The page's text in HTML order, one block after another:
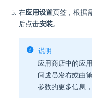
在应用设置页签，根据
后点击安装。
说明
应用商店中的应
间成员发布或由
参数的更多信息